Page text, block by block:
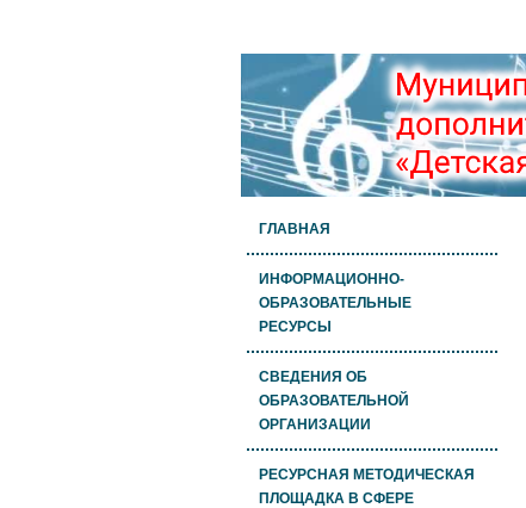
ГЛАВНАЯ
ИНФОРМАЦИОННО-
ОБРАЗОВАТЕЛЬНЫЕ
РЕСУРСЫ
СВЕДЕНИЯ ОБ
ОБРАЗОВАТЕЛЬНОЙ
ОРГАНИЗАЦИИ
РЕСУРСНАЯ МЕТОДИЧЕСКАЯ
ПЛОЩАДКА В СФЕРЕ